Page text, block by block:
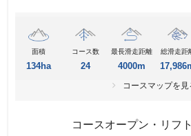
面積 コース数 最長滑走距離 総滑走距
134ha 24 4000m
コースマップを見
コースオープン・リフ